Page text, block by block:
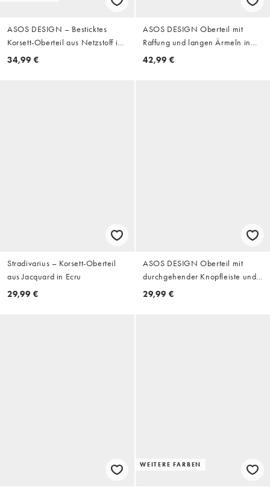
ASOS DESIGN – Besticktes
Korsett-Oberteil aus Netzstoff in
Schokobraun, Kombiteil
34,99 €
ASOS DESIGN Oberteil mit
Raffung und langen Ärmeln in
Stone
42,99 €
Stradivarius – Korsett-Oberteil
aus Jacquard in Ecru
29,99 €
ASOS DESIGN Oberteil mit
durchgehender Knopfleiste und
Kappenärmeln in Pink
29,99 €
WEITERE FARBEN